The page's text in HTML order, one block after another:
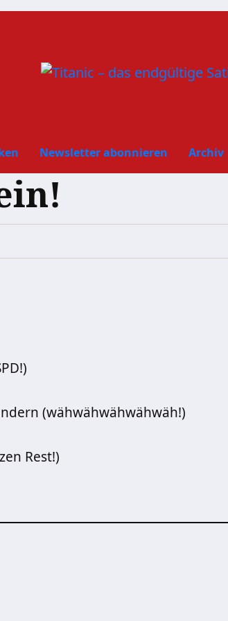
Newsletter abonnieren Archiv
(wähwähwähwähwäh!)
Rest!)